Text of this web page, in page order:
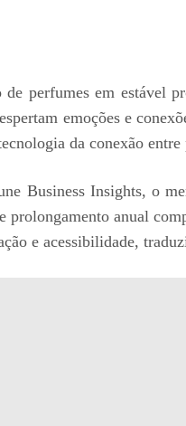
perfumes em estável
emoções e
da conexão entre
Business Insights, o
prolongamento anual
e acessibilidade,